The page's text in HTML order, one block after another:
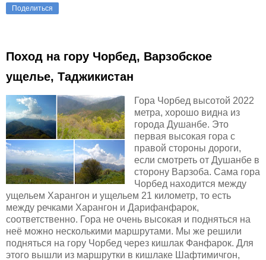
Поделиться
Поход на гору Чорбед, Варзобское
ущелье, Таджикистан
Гора Чорбед высотой 2022
метра, хорошо видна из
города Душанбе. Это
первая высокая гора с
правой стороны дороги,
если смотреть от Душанбе в
сторону Варзоба. Сама гора
Чорбед находится между
ущельем Харангон и ущельем 21 километр, то есть
между речками Харангон и Дарифанфарок,
соответственно. Гора не очень высокая и подняться на
неё можно несколькими маршрутами. Мы же решили
подняться на гору Чорбед через кишлак Фанфарок. Для
этого вышли из маршрутки в кишлаке Шафтимичгон,